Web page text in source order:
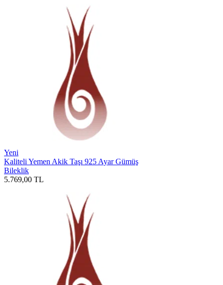
Yeni
Kaliteli Yemen Akik Taşı 925 Ayar Gümüş
Bileklik
5.769,00 TL